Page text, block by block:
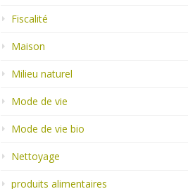
Fiscalité
Maison
Milieu naturel
Mode de vie
Mode de vie bio
Nettoyage
produits alimentaires